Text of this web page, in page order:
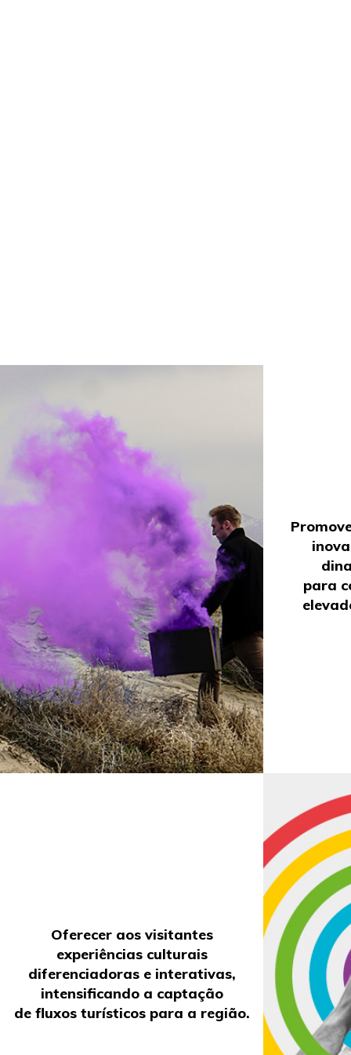
para
Oferecer aos visitantes
experiências culturais
diferenciadoras e interativas,
intensificando a captação
de fluxos turísticos para a região.